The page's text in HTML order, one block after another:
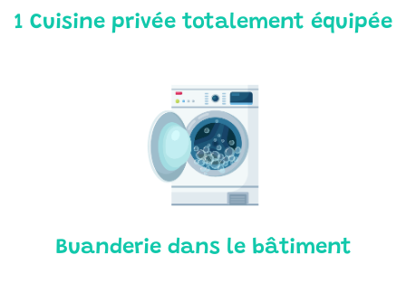
1 Cuisine privée totalement équipée
Buanderie dans le bâtiment